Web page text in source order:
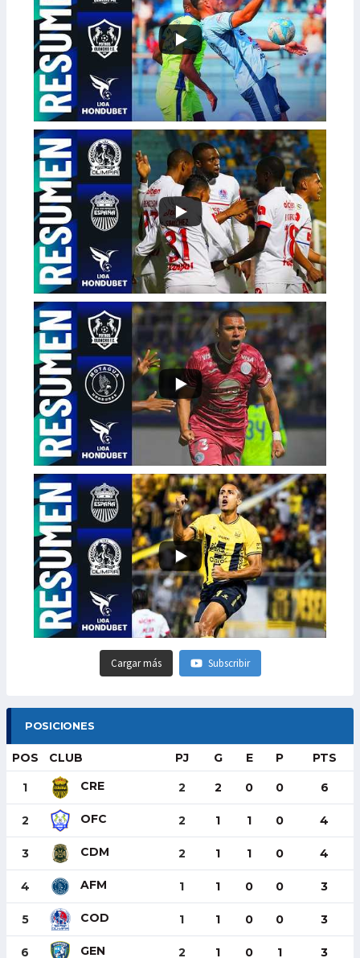
Cargar más Subscribir
POSICIONES
POS CLUB PJ G E P PTS
1 CRE 2 2 0 0 6
2 OFC 2 1 1 0 4
3 CDM 2 1 1 0 4
4 AFM 1 1 0 0 3
5 COD 1 1 0 0 3
6 GEN 2 1 0 1 3